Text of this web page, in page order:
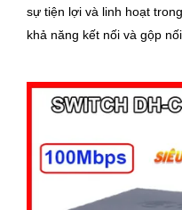
sự tiện lợi và linh hoạt
khả năng kết nối và gộp
RJ45 kết nối mạng, đảm
chóng và ổn định. Với